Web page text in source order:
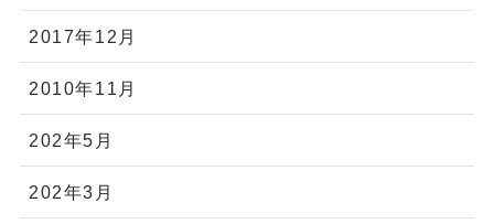
2017年12月
2010年11月
202年5月
202年3月